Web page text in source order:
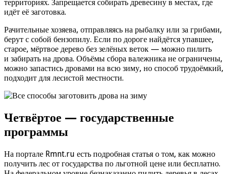
территориях. Запрещается собирать древесину в местах, где
идёт её заготовка.
Рачительные хозяева, отправляясь на рыбалку или за грибами,
берут с собой бензопилу. Если по дороге найдётся упавшее,
старое, мёртвое дерево без зелёных веток — можно пилить
и забирать на дрова. Объёмы сбора валежника не ограничены,
можно запастись дровами на всю зиму, но способ трудоёмкий,
подходит для лесистой местности.
Четвёртое — государственные
программы
На портале Rmnt.ru есть подробная статья о том, как можно
получить лес от государства по льготной цене или бесплатно.